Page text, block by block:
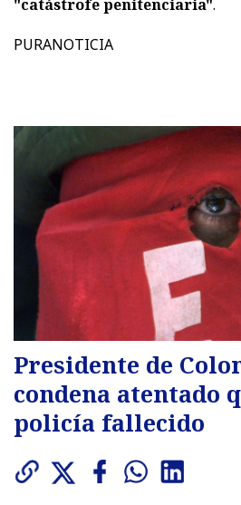
"catástrofe penitenciaria".
PURANOTICIA
Presidente de
condena atentado
policía fallecido